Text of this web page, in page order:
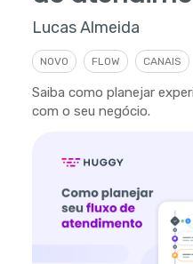
Lucas Almeida
NOVO FLOW CANAIS
Saiba como planejar
com o seu negócio.